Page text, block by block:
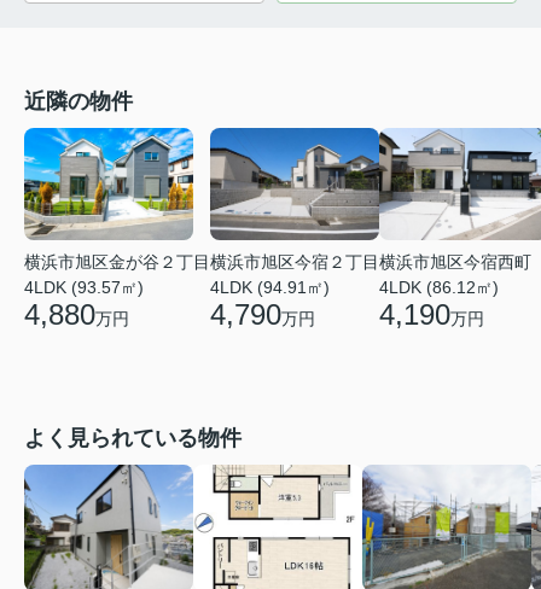
近隣の物件
横浜市旭区金が谷２丁目
4LDK (93.57㎡)
4,880万円
横浜市旭区今宿２丁目
4LDK (94.91㎡)
4,790万円
横浜市旭区今宿西町
4LDK (86.12㎡)
4,190万円
よく見られている物件